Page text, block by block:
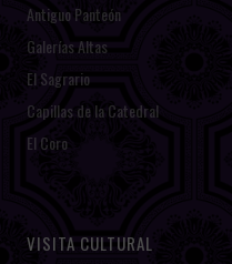
Antiguo Panteón
Galerías Altas
El Sagrario
Capillas de la Catedral
El Coro
VISITA CULTURAL